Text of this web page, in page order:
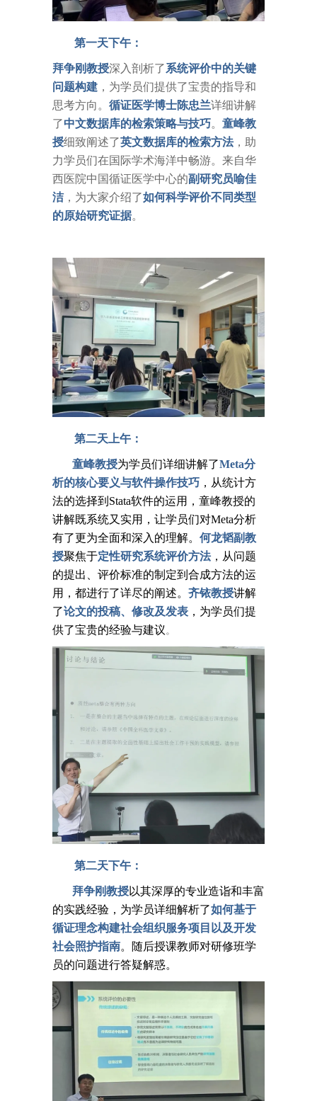
第一天下午：
拜争刚教授深入剖析了系统评价中的关键
问题构建 ，为学员们提供了宝贵的指导和
思考方向。 循证医学博士陈忠兰详细讲解
了中文数据库的检索策略与技巧。 童峰教
授细致阐述了英文数据库的检索方法，助
力学员们在国际学术海洋中畅游。来自华
西医院中国循证医学中心的副研究员喻佳
洁，为大家介绍了如何科学评价不同类型
的原始研究证据。
第二天上午：
童峰教授为学员们详细讲解了Meta分
析的核心要义与软件操作技巧 ，从统计方
法的选择到Stata软件的运用，童峰教授的
讲解既系统又实用，让学员们对Meta分析
有了更为全面和深入的理解。 何龙韬副教
授聚焦于定性研究系统评价方法，从问题
的提出、评价标准的制定到合成方法的运
用，都进行了详尽的阐述。齐铱教授讲解
了论文的投稿、修改及发表 ，为学员们提
供了宝贵的经验与建议。
第二天下午：
拜争刚教授以其深厚的专业造诣和丰富
的实践经验，为学员详细解析了如何基于
循证理念构建社会组织服务项目以及开发
社会照护指南。随后授课教师对研修班学
员的问题进行答疑解惑。